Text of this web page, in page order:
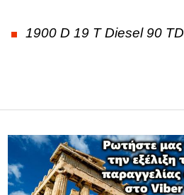
1900 D 19 T Diesel 90 TD